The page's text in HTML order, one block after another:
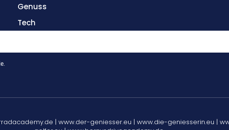
Genuss
Tech
| www.der-geniesser.eu | www.die-geniesserin.eu |